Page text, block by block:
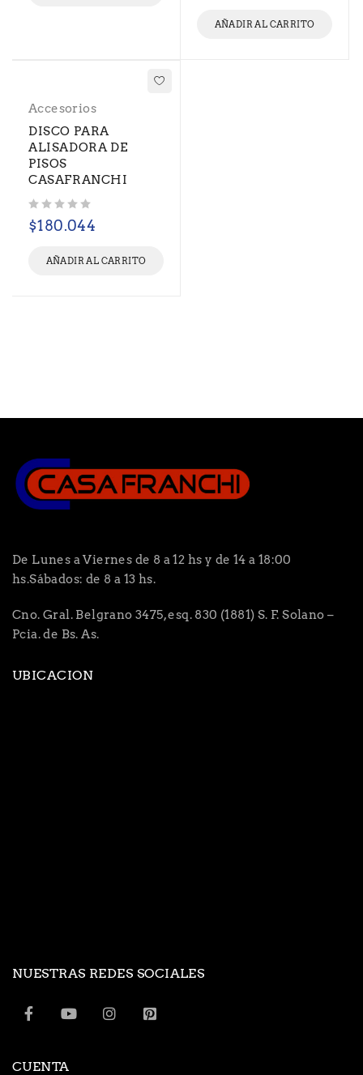
AÑADIR AL CARRITO
Accesorios
DISCO PARA
ALISADORA DE
PISOS
CASAFRANCHI
$180.044
AÑADIR AL CARRITO
De Lunes a Viernes de 8 a 12 hs y de 14 a 18:00
hs.Sábados: de 8 a 13 hs.
Cno. Gral. Belgrano 3475, esq. 830 (1881) S. F. Solano –
Pcia. de Bs. As.
UBICACION
NUESTRAS REDES SOCIALES
CUENTA